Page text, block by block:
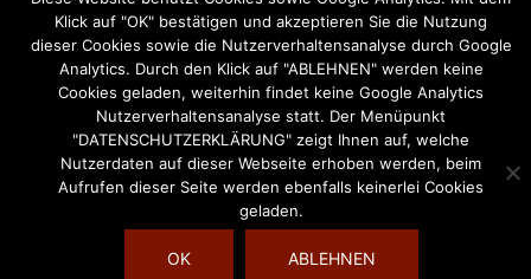
© 2026 Die Welt des Klangs. Stolz präsentiert von
Sydney
Klick auf "OK" bestätigen und akzeptieren Sie die Nutzung
dieser Cookies sowie die Nutzerverhaltensanalyse durch Google
Analytics. Durch den Klick auf "ABLEHNEN" werden keine
Cookies geladen, weiterhin findet keine Google Analytics
Nutzerverhaltensanalyse statt. Der Menüpunkt
"DATENSCHUTZERKLÄRUNG" zeigt Ihnen auf, welche
Nutzerdaten auf dieser Webseite erhoben werden, beim
Aufrufen dieser Seite werden ebenfalls keinerlei Cookies
geladen.
OK ABLEHNEN